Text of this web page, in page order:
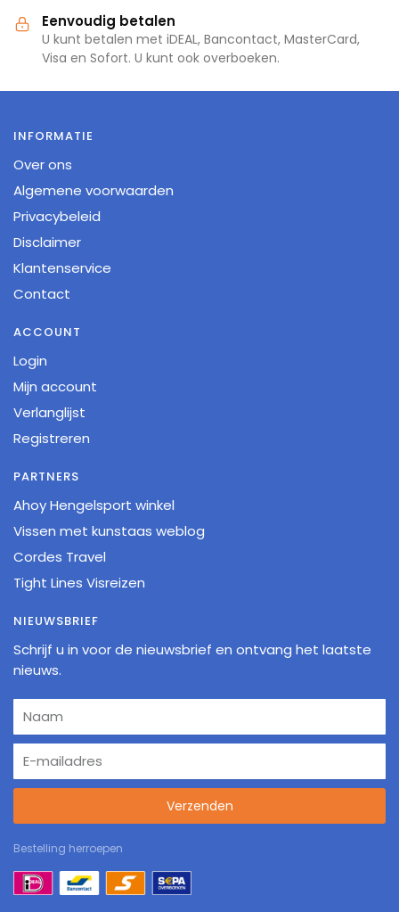
Eenvoudig betalen
U kunt betalen met iDEAL, Bancontact, MasterCard,
Visa en Sofort. U kunt ook overboeken.
INFORMATIE
Over ons
Algemene voorwaarden
Privacybeleid
Disclaimer
Klantenservice
Contact
ACCOUNT
Login
Mijn account
Verlanglijst
Registreren
PARTNERS
Ahoy Hengelsport winkel
Vissen met kunstaas weblog
Cordes Travel
Tight Lines Visreizen
NIEUWSBRIEF
Schrijf u in voor de nieuwsbrief en ontvang het laatste
nieuws.
Verzenden
Bestelling herroepen